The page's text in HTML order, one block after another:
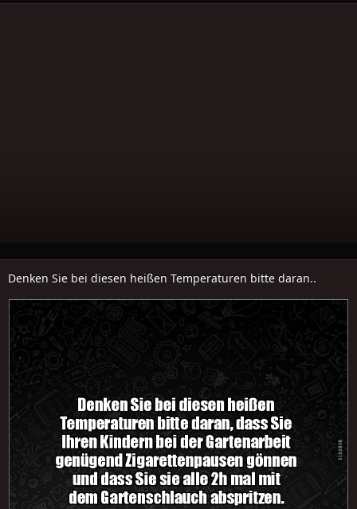
Denken Sie bei diesen heißen Temperaturen bitte daran..